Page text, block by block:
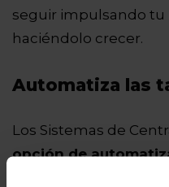
seguir impulsando tu
haciéndolo crecer.
Automatiza las
Los Sistemas de
opción de